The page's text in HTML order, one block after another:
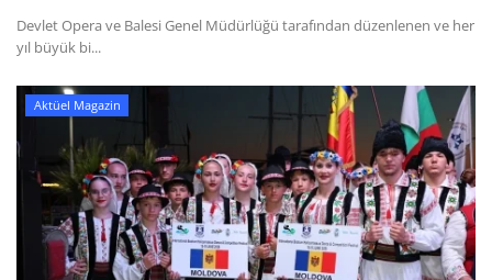
Devlet Opera ve Balesi Genel Müdürlüğü tarafından düzenlenen ve her
yıl büyük bi...
Aktüel Magazin